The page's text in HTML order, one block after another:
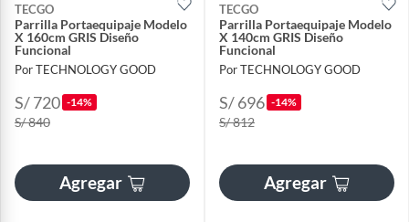
TECGO
Parrilla Portaequipaje Modelo
X 160cm GRIS Diseño
Funcional
Por TECHNOLOGY GOOD
S/ 720 -14%
S/ 840
Agregar
TECGO
Parrilla Portaequipaje Modelo
X 140cm GRIS Diseño
Funcional
Por TECHNOLOGY GOOD
S/ 696 -14%
S/ 812
Agregar